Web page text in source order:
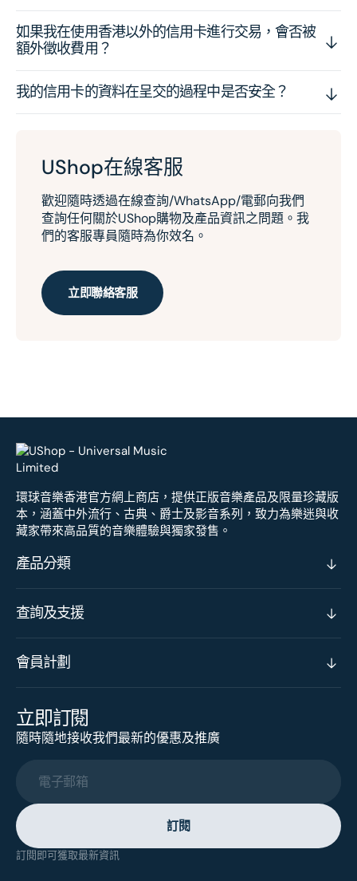
如果我在使用香港以外的信用卡進行交易，會否被
額外徵收費用？
我的信用卡的資料在呈交的過程中是否安全？
UShop在線客服
歡迎隨時透過在線查詢/WhatsApp/電郵向我們
查詢任何關於UShop購物及產品資訊之問題。我
們的客服專員隨時為你效名。
立即聯絡客服
環球音樂香港官方網上商店，提供正版音樂產品及限量珍藏版
本，涵蓋中外流行、古典、爵士及影音系列，致力為樂迷與收
藏家帶來高品質的音樂體驗與獨家發售。
產品分類
查詢及支援
會員計劃
立即訂閱
隨時隨地接收我們最新的優惠及推廣
電子郵箱
訂閱
訂閱即可獲取最新資訊